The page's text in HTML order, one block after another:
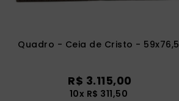
Quadro - Ceia de Cristo - 59x76,5
R$ 3.115,00
10x R$ 311,50